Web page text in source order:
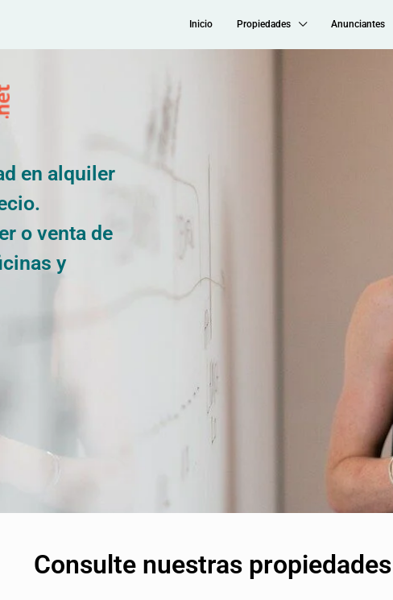
Inicio Propiedades Anunciantes
en alquiler
o venta de
y
Consulte nuestras propiedades